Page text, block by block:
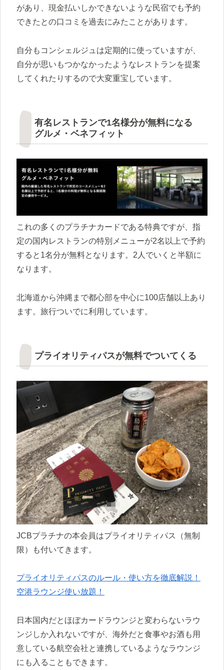
があり、現金払いしかできないような民宿でも予約
できたとの口コミを過去にみたことがあります。
自分もコンシェルジュは定期的に使っていますが、
自分が思いもつかなかったようなレストランを提案
してくれたりするので大変重宝しています。
有名レストランで1名様分が無料になる
グルメ・ベネフィット
これの多くのプラチナカードである特典ですが、指
定の国内レストランの特別メニューが2名以上で予約
すると1名分が無料となります。2人でいくと半額に
なります。
北海道から沖縄まで都心部を中心に100店舗以上あり
ます。旅行ついでに利用しています。
プライオリティパスが無料でついてくる
JCBプラチナの本会員はプライオリティパス（無制
限）も付いてきます。
プライオリティパスのルール・使い方を徹底解説！
空港ラウンジ使い放題！
日本国内だとほぼカードラウンジと変わらないラウ
ンジしか入れないですが、海外だと食事やお酒も用
意している航空会社と連携しているようなラウンジ
にも入ることもできます。